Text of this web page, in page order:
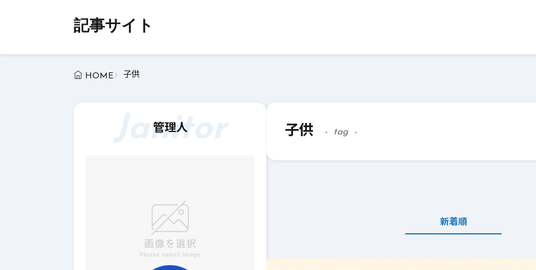
記事サイト
HOME 子供
管理人
Janitor 子供 tag
新着順